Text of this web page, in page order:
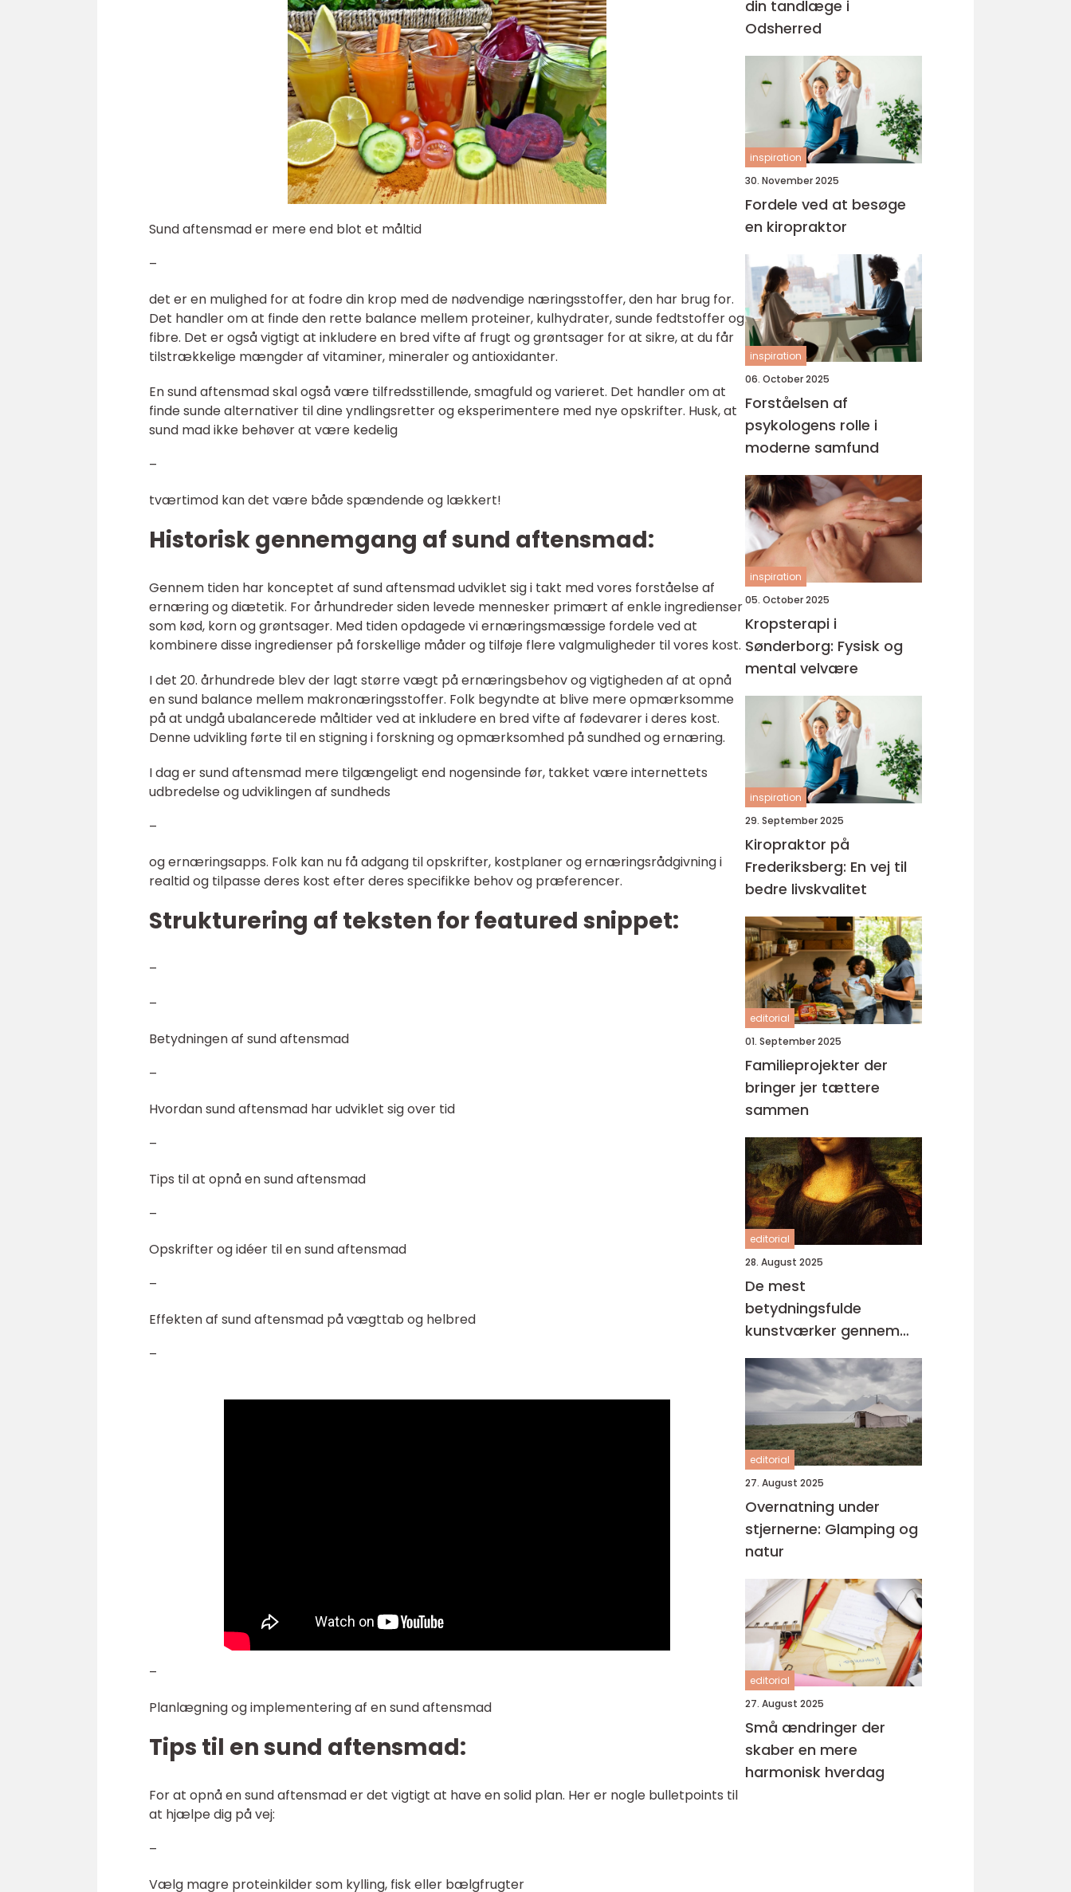
Sund aftensmad er mere end blot et måltid
–
det er en mulighed for at fodre din krop med de nødvendige næringsstoffer, den har brug for.
Det handler om at finde den rette balance mellem proteiner, kulhydrater, sunde fedtstoffer og
fibre. Det er også vigtigt at inkludere en bred vifte af frugt og grøntsager for at sikre, at du får
tilstrækkelige mængder af vitaminer, mineraler og antioxidanter.
En sund aftensmad skal også være tilfredsstillende, smagfuld og varieret. Det handler om at
finde sunde alternativer til dine yndlingsretter og eksperimentere med nye opskrifter. Husk, at
sund mad ikke behøver at være kedelig
–
tværtimod kan det være både spændende og lækkert!
Historisk gennemgang af sund aftensmad:
Gennem tiden har konceptet af sund aftensmad udviklet sig i takt med vores forståelse af
ernæring og diætetik. For århundreder siden levede mennesker primært af enkle ingredienser
som kød, korn og grøntsager. Med tiden opdagede vi ernæringsmæssige fordele ved at
kombinere disse ingredienser på forskellige måder og tilføje flere valgmuligheder til vores kost.
I det 20. århundrede blev der lagt større vægt på ernæringsbehov og vigtigheden af at opnå
en sund balance mellem makronæringsstoffer. Folk begyndte at blive mere opmærksomme
på at undgå ubalancerede måltider ved at inkludere en bred vifte af fødevarer i deres kost.
Denne udvikling førte til en stigning i forskning og opmærksomhed på sundhed og ernæring.
I dag er sund aftensmad mere tilgængeligt end nogensinde før, takket være internettets
udbredelse og udviklingen af sundheds
–
og ernæringsapps. Folk kan nu få adgang til opskrifter, kostplaner og ernæringsrådgivning i
realtid og tilpasse deres kost efter deres specifikke behov og præferencer.
Strukturering af teksten for featured snippet:
–
–
Betydningen af sund aftensmad
–
Hvordan sund aftensmad har udviklet sig over tid
–
Tips til at opnå en sund aftensmad
–
Opskrifter og idéer til en sund aftensmad
–
Effekten af sund aftensmad på vægttab og helbred
–
–
Planlægning og implementering af en sund aftensmad
Tips til en sund aftensmad:
For at opnå en sund aftensmad er det vigtigt at have en solid plan. Her er nogle bulletpoints til
at hjælpe dig på vej:
–
Vælg magre proteinkilder som kylling, fisk eller bælgfrugter
din tandlæge i
Odsherred
inspiration
30. November 2025
Fordele ved at besøge
en kiropraktor
inspiration
06. October 2025
Forståelsen af
psykologens rolle i
moderne samfund
inspiration
05. October 2025
Kropsterapi i
Sønderborg: Fysisk og
mental velvære
inspiration
29. September 2025
Kiropraktor på
Frederiksberg: En vej til
bedre livskvalitet
editorial
01. September 2025
Familieprojekter der
bringer jer tættere
sammen
editorial
28. August 2025
De mest
betydningsfulde
kunstværker gennem
tiderne
editorial
27. August 2025
Overnatning under
stjernerne: Glamping og
natur
editorial
27. August 2025
Små ændringer der
skaber en mere
harmonisk hverdag